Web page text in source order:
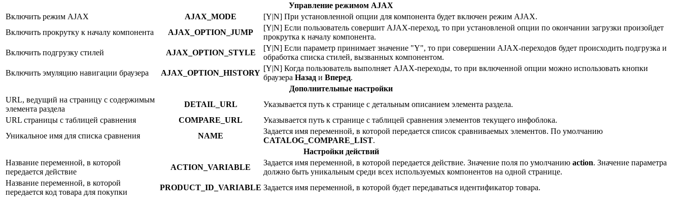
Управление режимом AJAX
Включить режим AJAX
AJAX_MODE
[Y|N] При установленной опции для компонента будет включен режим AJAX.
Включить прокрутку к началу компонента
AJAX_OPTION_JUMP
[Y|N] Если пользователь совершит AJAX-переход, то при установленой опции по окончании загрузки произойдет
прокрутка к началу компонента.
Включить подгрузку стилей
AJAX_OPTION_STYLE
[Y|N] Если параметр принимает значение "Y", то при совершении AJAX-переходов будет происходить подгрузка и
обработка списка стилей, вызванных компонентом.
Включить эмуляцию навигации браузера
AJAX_OPTION_HISTORY
[Y|N] Когда пользователь выполняет AJAX-переходы, то при включенной опции можно использовать кнопки
браузера Назад и Вперед.
Дополнительные настройки
URL, ведущий на страницу с содержимым
элемента раздела
DETAIL_URL
Указывается путь к странице с детальным описанием элемента раздела.
URL страницы с таблицей сравнения
COMPARE_URL
Указывается путь к странице с таблицей сравнения элементов текущего инфоблока.
Уникальное имя для списка сравнения
NAME
Задается имя переменной, в которой передается список сравниваемых элементов. По умолчанию
CATALOG_COMPARE_LIST.
Настройки действий
Название переменной, в которой
передается действие
ACTION_VARIABLE
Задается имя переменной, в которой передается действие. Значение поля по умолчанию action. Значение параметра
должно быть уникальным среди всех используемых компонентов на одной странице.
Название переменной, в которой
передается код товара для покупки
PRODUCT_ID_VARIABLE Задается имя переменной, в которой будет передаваться идентификатор товара.